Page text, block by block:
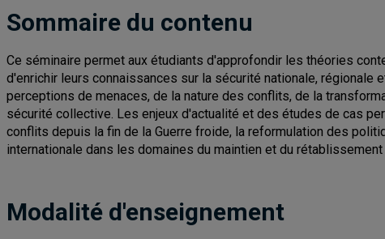
Sommaire du contenu
Ce séminaire permet aux étudiants d'approfondir les théories
d'enrichir leurs connaissances sur la sécurité nationale, régionale
perceptions de menaces, de la nature des conflits, de la
sécurité collective. Les enjeux d'actualité et des études de cas
conflits depuis la fin de la Guerre froide, la reformulation des
internationale dans les domaines du maintien et du rétablissement
Modalité d'enseignement